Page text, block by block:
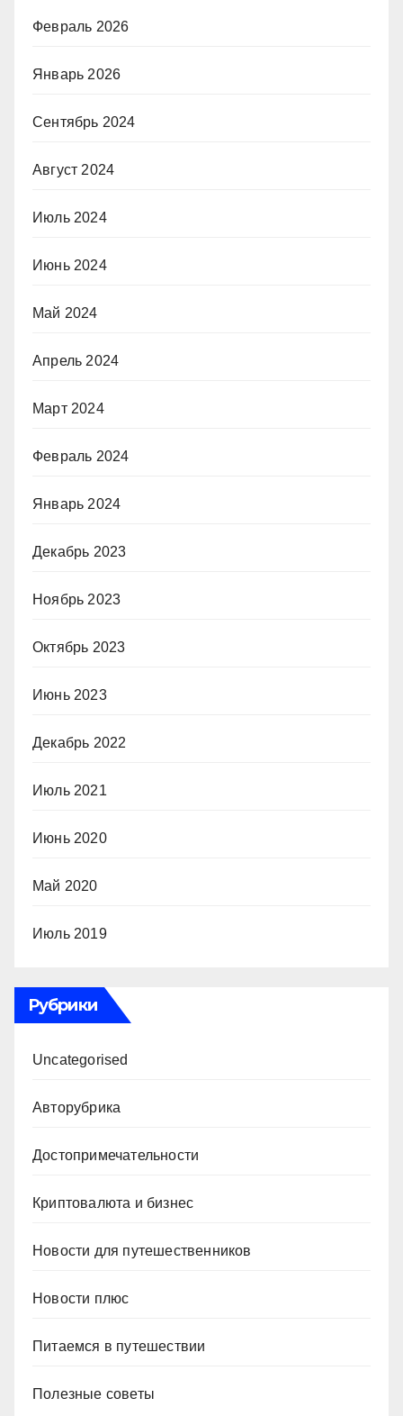
Февраль 2026
Январь 2026
Сентябрь 2024
Август 2024
Июль 2024
Июнь 2024
Май 2024
Апрель 2024
Март 2024
Февраль 2024
Январь 2024
Декабрь 2023
Ноябрь 2023
Октябрь 2023
Июнь 2023
Декабрь 2022
Июль 2021
Июнь 2020
Май 2020
Июль 2019
Рубрики
Uncategorised
Авторубрика
Достопримечательности
Криптовалюта и бизнес
Новости для путешественников
Новости плюс
Питаемся в путешествии
Полезные советы